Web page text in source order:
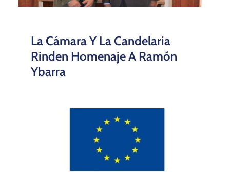
La Cámara Y La Candelaria
Rinden Homenaje A Ramón
Ybarra